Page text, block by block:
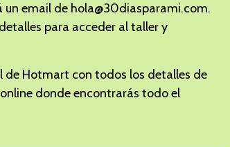
un email de hola@30diasparami.com.
para acceder al taller y
de Hotmart con todos los detalles de
donde encontrarás todo el